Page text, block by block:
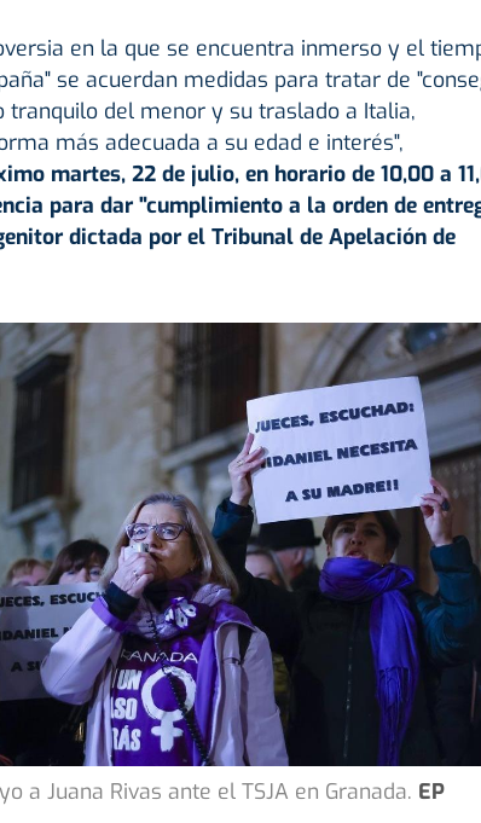
en la que se encuentra inmerso y el
se acuerdan medidas para tratar de
del menor y su traslado a Italia,
más adecuada a su edad e interés",
martes, 22 de julio, en horario de 10,00 a
para dar "cumplimiento a la orden de
dictada por el Tribunal de Apelación de
a Juana Rivas ante el TSJA en Granada. EP